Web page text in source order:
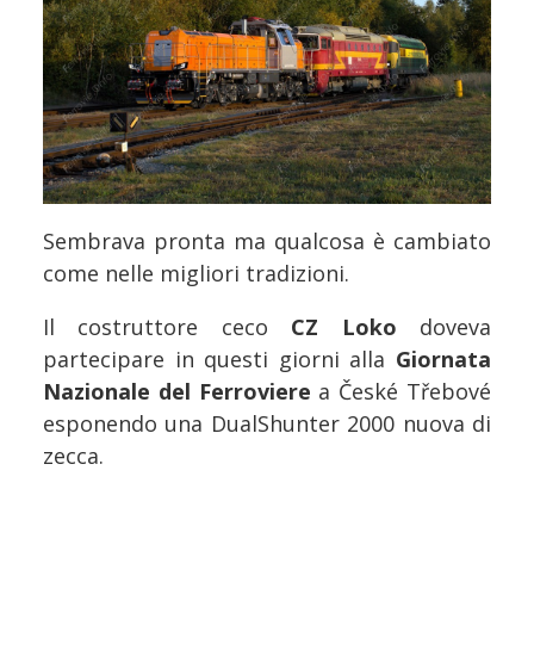
Sembrava pronta ma qualcosa è cambiato
come nelle migliori tradizioni.
Il costruttore ceco CZ Loko doveva
partecipare in questi giorni alla Giornata
Nazionale del Ferroviere a České Třebové
esponendo una DualShunter 2000 nuova di
zecca.